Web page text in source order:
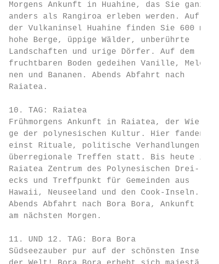
Morgens Ankunft in Huahine, das Sie
anders als Rangiroa erleben werden.
der Vulkaninsel Huahine finden Sie 600
hohe Berge, üppige Wälder, unberührte
Landschaften und urige Dörfer. Auf dem
fruchtbaren Boden gedeihen Vanille,
nen und Bananen. Abends Abfahrt nach
Raiatea.
10. TAG: Raiatea
Frühmorgens Ankunft in Raiatea, der
ge der polynesischen Kultur. Hier fanden
einst Rituale, politische Verhandlungen
überregionale Treffen statt. Bis heute ist
Raiatea Zentrum des Polynesischen Drei-
ecks und Treffpunkt für Gemeinden
Hawaii, Neuseeland und den Cook-
Abends Abfahrt nach Bora Bora, Ankunft
am nächsten Morgen.
11. UND 12. TAG: Bora Bora
Südseezauber pur auf der schönsten